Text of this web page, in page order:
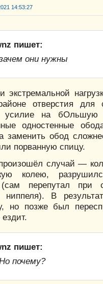
14:53:27
пишет:
они нужны
экстремальной
отверстия
усилие на бОльшую
одностенные
заменить обод
порванную спицу.
случай —
колею,
(сам перепутал при
ниппеля). В
но позже был
пишет:
почему?